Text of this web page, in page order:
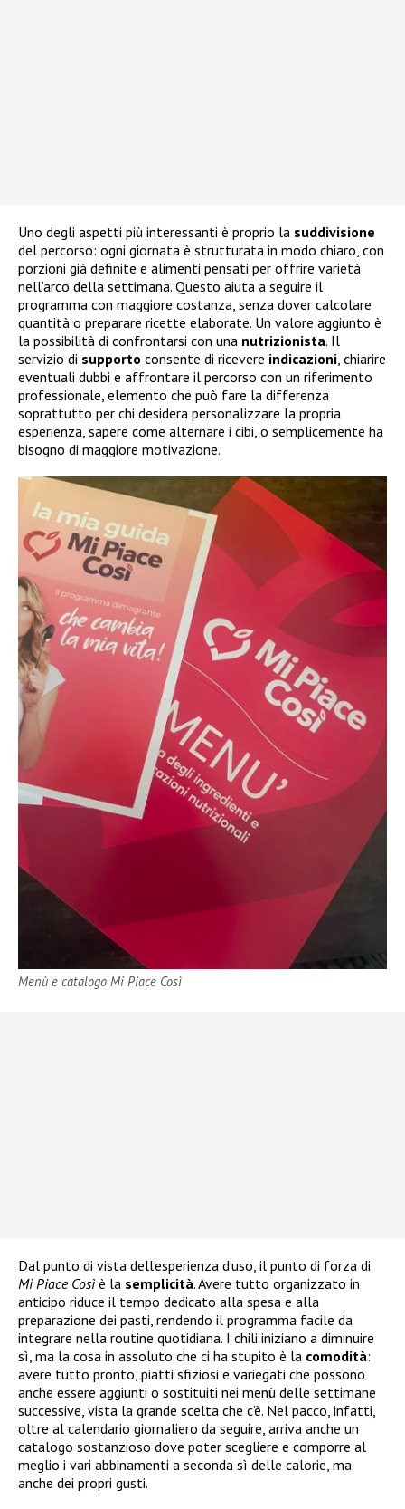
Uno degli aspetti più interessanti è proprio la suddivisione
del percorso: ogni giornata è strutturata in modo chiaro, con
porzioni già definite e alimenti pensati per offrire varietà
nell’arco della settimana. Questo aiuta a seguire il
programma con maggiore costanza, senza dover calcolare
quantità o preparare ricette elaborate. Un valore aggiunto è
la possibilità di confrontarsi con una nutrizionista. Il
servizio di supporto consente di ricevere indicazioni, chiarire
eventuali dubbi e affrontare il percorso con un riferimento
professionale, elemento che può fare la differenza
soprattutto per chi desidera personalizzare la propria
esperienza, sapere come alternare i cibi, o semplicemente ha
bisogno di maggiore motivazione.
Menù e catalogo Mi Piace Così
Dal punto di vista dell’esperienza d’uso, il punto di forza di
Mi Piace Così è la semplicità. Avere tutto organizzato in
anticipo riduce il tempo dedicato alla spesa e alla
preparazione dei pasti, rendendo il programma facile da
integrare nella routine quotidiana. I chili iniziano a diminuire
sì, ma la cosa in assoluto che ci ha stupito è la comodità:
avere tutto pronto, piatti sfiziosi e variegati che possono
anche essere aggiunti o sostituiti nei menù delle settimane
successive, vista la grande scelta che c’è. Nel pacco, infatti,
oltre al calendario giornaliero da seguire, arriva anche un
catalogo sostanzioso dove poter scegliere e comporre al
meglio i vari abbinamenti a seconda sì delle calorie, ma
anche dei propri gusti.